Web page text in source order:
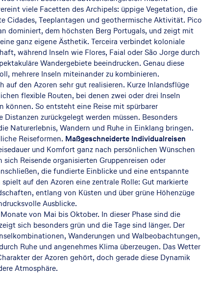
viele Facetten des Archipels: üppige Vegetation, die
Cidades, Teeplantagen und geothermische Aktivität. Pico
dominiert, dem höchsten Berg Portugals, und zeigt mit
ganz eigene Ästhetik. Terceira verbindet koloniale
während Inseln wie Flores, Faial oder São Jorge durch
Wandergebiete beeindrucken. Genau diese
mehrere Inseln miteinander zu kombinieren.
auf den Azoren sehr gut realisieren. Kurze Inlandsflüge
flexible Routen, bei denen zwei oder drei Inseln
können. So entsteht eine Reise mit spürbarer
Distanzen zurückgelegt werden müssen. Besonders
Naturerlebnis, Wandern und Ruhe in Einklang bringen.
Reiseformen. Maßgeschneiderte Individualreisen
und Komfort ganz nach persönlichen Wünschen
Reisende organisierten Gruppenreisen oder
die fundierte Einblicke und eine entspannte
auf den Azoren eine zentrale Rolle: Gut markierte
entlang von Küsten und über grüne Höhenzüge
Ausblicke.
von Mai bis Oktober. In dieser Phase sind die
sich besonders grün und die Tage sind länger. Der
Wanderungen und Walbeobachtungen,
Ruhe und angenehmes Klima überzeugen. Das Wetter
der Azoren gehört, doch gerade diese Dynamik
Atmosphäre.